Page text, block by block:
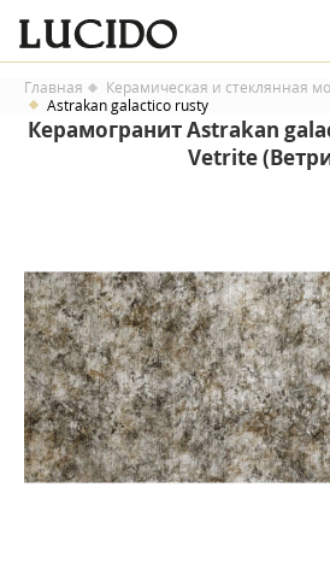
Главная Керамическая и стеклянная
Astrakan galactico rusty
Керамогранит Astrakan
Vetrite